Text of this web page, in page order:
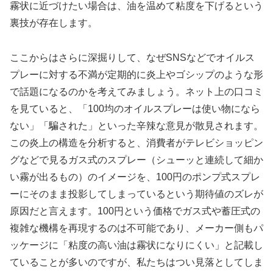
霧状に近づけたい場合は、油を温めて粘度を下げるという
裏技が存在します。
ここからはさらに深掘りして、なぜSNSなどでオイルス
プレーに対する不満が定期的に炎上やゴシップのような形
で話題になるのかを考えてみましょう。ネット上の口コミ
を見ていると、「100均のオイルスプレーは使い物になら
ない」「騙された」といった辛辣な意見が散見されます。
この炎上の構造を分析すると、消費者がテレビショッピン
グなどで見るガス式のスプレー（シューッと連続して細か
い霧が出るもの）のイメージを、100円のポンプ式スプレ
ーにそのまま投影してしまっているという期待値のズレが
原因だと言えます。100円という価格でガス式や蓄圧式の
複雑な機構を再現するのは不可能であり、メーカー側もパ
ッケージに「粘度の高い油は霧状になりにくい」と記載し
ていることが多いのですが、私たちはつい見落としてしま